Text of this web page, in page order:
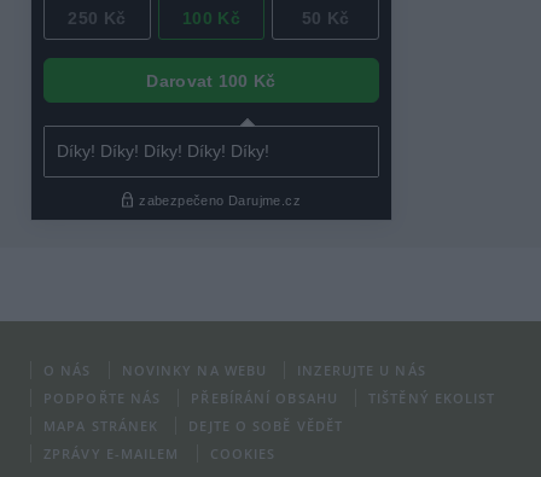
O NÁS NOVINKY NA WEBU
INZERUJTE U NÁS
PODPOŘTE NÁS
PŘEBÍRÁNÍ OBSAHU
TIŠTĚNÝ EKOLIST
MAPA STRÁNEK
DEJTE O SOBĚ VĚDĚT
ZPRÁVY E-MAILEM
COOKIES